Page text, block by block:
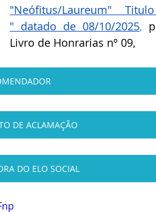
"Neófitus/Laureum"
" datado de 08/10/2025,
Livro de Honrarias nº 09,
DE ACLAMAÇÃO
DO ELO SOCIAL